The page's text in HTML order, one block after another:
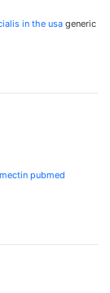
in the usa generic
pubmed